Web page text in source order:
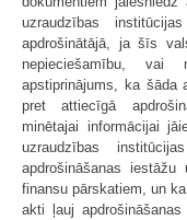
uzraudzības
apdrošinātājā, ja šīs
nepieciešamību, vai
apstiprinājums, ka šāda
pret attiecīgā
minētajai informācijai
uzraudzības
apdrošināšanas iestāžu
finansu pārskatiem, un
akti ļauj